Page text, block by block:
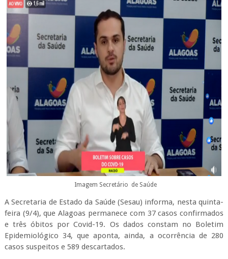
Imagem Secretário de Saúde
A Secretaria de Estado da Saúde (Sesau) informa, nesta quinta-
feira (9/4), que Alagoas permanece com 37 casos confirmados
e três óbitos por Covid-19. Os dados constam no Boletim
Epidemiológico 34, que aponta, ainda, a ocorrência de 280
casos suspeitos e 589 descartados.